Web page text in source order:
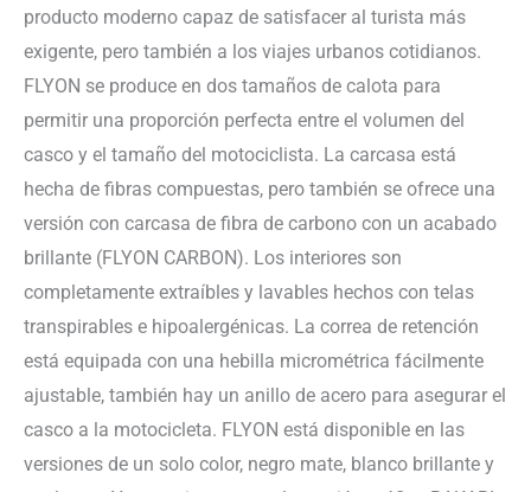
producto moderno capaz de satisfacer al turista más
exigente, pero también a los viajes urbanos cotidianos.
FLYON se produce en dos tamaños de calota para
permitir una proporción perfecta entre el volumen del
casco y el tamaño del motociclista. La carcasa está
hecha de fibras compuestas, pero también se ofrece una
versión con carcasa de fibra de carbono con un acabado
brillante (FLYON CARBON). Los interiores son
completamente extraíbles y lavables hechos con telas
transpirables e hipoalergénicas. La correa de retención
está equipada con una hebilla micrométrica fácilmente
ajustable, también hay un anillo de acero para asegurar el
casco a la motocicleta. FLYON está disponible en las
versiones de un solo color, negro mate, blanco brillante y